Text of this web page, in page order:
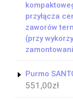
przyłącza
zaworów
(przy
Purmo
551,00zł